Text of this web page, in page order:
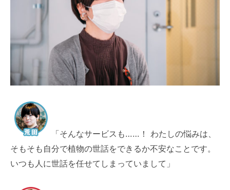
「そんなサービスも……！ わたしの悩みは、
そもそも自分で植物の世話をできるか不安なことです。
いつも人に世話を任せてしまっていまして」